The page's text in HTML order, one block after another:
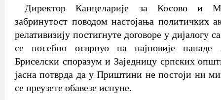
Директор Канцеларије за Косово и
забринутост поводом настојања политичких
релативизију постигнуте договоре у дијалогу
се посебно осврнуо на најновије
Бриселски споразум и Заједницу српских
јасна потврда да у Приштини не постоји ни
се преузете обавезе испуне.